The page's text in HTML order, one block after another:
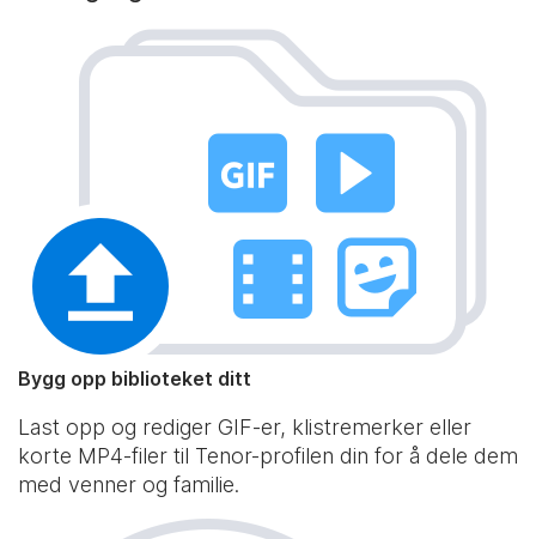
Bygg opp biblioteket ditt
Last opp og rediger GIF-er, klistremerker eller
korte MP4-filer til Tenor-profilen din for å dele dem
med venner og familie.